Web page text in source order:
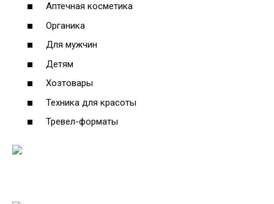
Аптечная косметика
Органика
Для мужчин
Детям
Хозтовары
Техника для красоты
Тревел-форматы